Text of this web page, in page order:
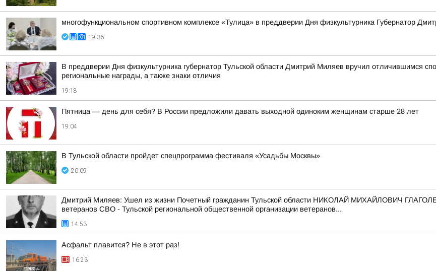
многофункциональном спортивном комплексе «Тулица» в преддверии Дня физкультурника Губернатор
19:36
В преддверии Дня физкультурника губернатор Тульской области Дмитрий Миляев вручил отличившимся
региональные награды, а также знаки отличия
19:18
Пятница — день для себя? В России предложили давать выходной одиноким женщинам старше 28 лет
19:04
В Тульской области пройдет спецпрограмма фестиваля «Усадьбы Москвы»
20:09
Дмитрий Миляев: Ушел из жизни Почетный гражданин Тульской области НИКОЛАЙ МИХАЙЛОВИЧ
ветеранов СВО - Тульской региональной общественной организации ветеранов...
14:53
Асфальт плавится? Не в этот раз!
16:23